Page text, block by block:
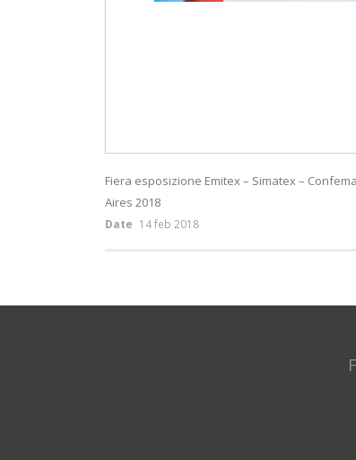
Fiera esposizione Emitex – Simatex –
Aires 2018
Date 14 feb 2018